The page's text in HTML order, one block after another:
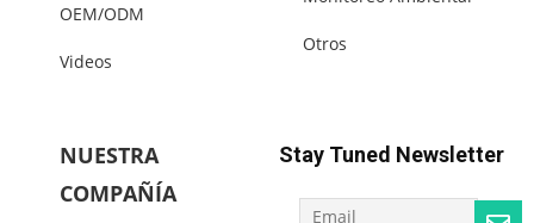
OEM/ODM
Videos
Otros
NUESTRA
COMPAÑÍA
Stay Tuned Newsletter